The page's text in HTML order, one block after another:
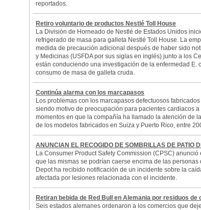
reportados.
Retiro voluntario de productos Nestlé Toll House
La División de Horneado de Nestlé de Estados Unidos
refrigerado de masa para galleta Nestlé Toll House. La
medida de precaución adicional después de haber sido
y Medicinas (USFDA por sus siglas en inglés) junto a los
están conduciendo una investigación de la enfermedad E.
consumo de masa de galleta cruda.
Continúa alarma con los marcapasos
Los problemas con los marcapasos defectuosos
siendo motivo de preocupación para pacientes cardiacos
momentos en que la compañía ha llamado la atención de
de los modelos fabricados en Suiza y Puerto Rico, entre
ANUNCIAN EL RECOGIDO DE SOMBRILLAS DE PATIO
La Consumer Product Safety Commission (CPSC)
que las mismas se podrían caerse encima de las
Depot ha recibido notificación de un incidente sobre la
afectada por lesiones relacionada con el incidente.
Retiran bebida de Red Bull en Alemania por residuos de
Seis estados alemanes ordenaron a los comercios que